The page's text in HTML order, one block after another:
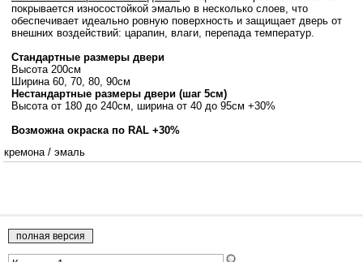
покрывается износостойкой эмалью в несколько слоев, что
обеспечивает идеально ровную поверхность и защищает дверь от
внешних воздействий: царапин, влаги, перепада температур.
Стандартные размеры двери
Высота 200см
Ширина 60, 70, 80, 90см
Нестандартные размеры двери (шаг 5см)
Высота от 180 до 240см, ширина от 40 до 95см +30%
Возможна окраска по RAL +30%
кремона/ эмаль